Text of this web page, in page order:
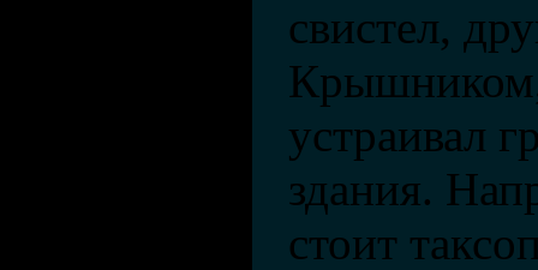
свистел,
устраивал
здания.
стоит